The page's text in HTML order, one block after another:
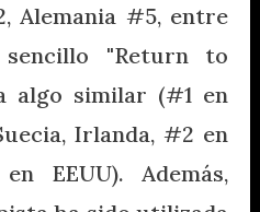
Alemania #5, entre
"Return to
algo similar (#1 en
Irlanda, #2 en
EEUU). Además,